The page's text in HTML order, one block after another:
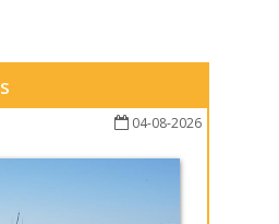
04-08-2026